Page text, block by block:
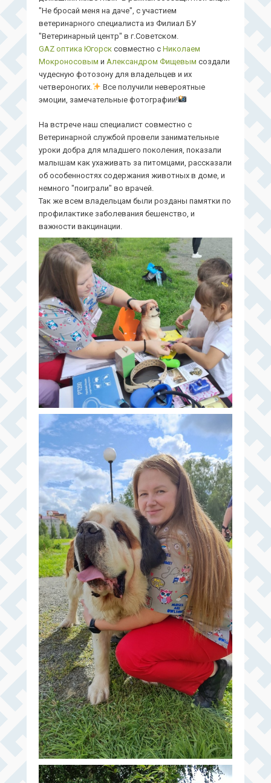
"Не бросай меня на даче", с участием
ветеринарного специалиста из Филиал БУ
"Ветеринарный центр" в г.Советском.
GAZ оптика Югорск совместно с Николаем
Мокроносовым и Александром Фищевым создали
чудесную фотозону для владельцев и их
четвероногих.
Все получили невероятные
эмоции, замечательные фотографии!
На встрече наш специалист совместно с
Ветеринарной службой провели занимательные
уроки добра для младшего поколения, показали
малышам как ухаживать за питомцами, рассказали
об особенностях содержания животных в доме, и
немного "поиграли" во врачей.
Так же всем владельцам были розданы памятки по
профилактике заболевания бешенство, и
важности вакцинации.